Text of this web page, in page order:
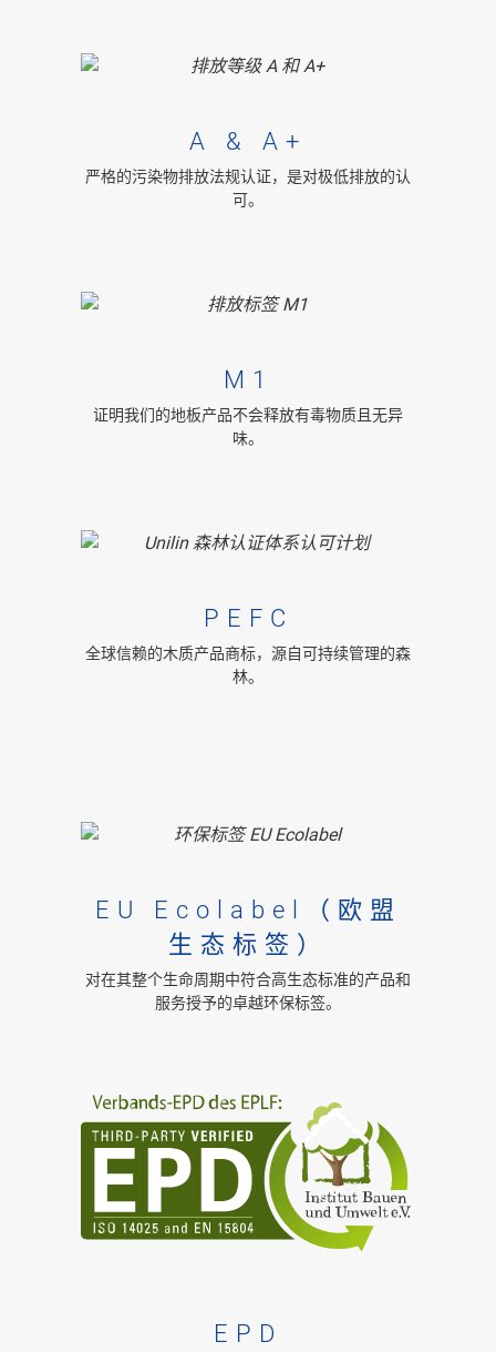
A & A+
严格的污染物排放法规认证，是对极低排放的认
可。
M1
证明我们的地板产品不会释放有毒物质且无异
味。
PEFC
全球信赖的木质产品商标，源自可持续管理的森
林。
EU Ecolabel（欧盟
生态标签）
对在其整个生命周期中符合高生态标准的产品和
服务授予的卓越环保标签。
EPD